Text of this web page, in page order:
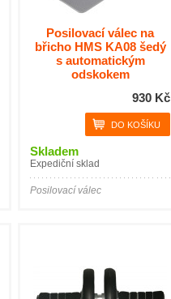
Posilovací válec na
břicho HMS KA08 šedý
s automatickým
odskokem
930 Kč
Skladem
Expediční sklad
Posilovací válec